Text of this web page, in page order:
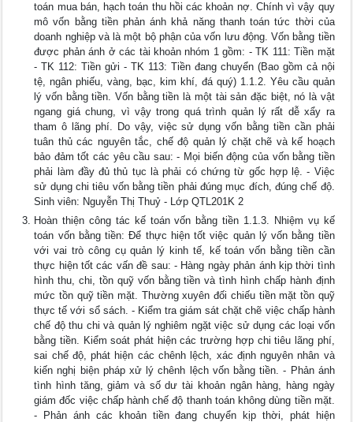
toán mua bán, hạch toán thu hồi các khoản nợ. Chính vì vậy quy
mô vốn bằng tiền phản ánh khả năng thanh toán tức thời của
doanh nghiệp và là một bộ phận của vốn lưu động. Vốn bằng tiền
được phản ánh ở các tài khoản nhóm 1 gồm: - TK 111: Tiền mặt
- TK 112: Tiền gửi - TK 113: Tiền đang chuyển (Bao gồm cả nội
tệ, ngân phiếu, vàng, bạc, kim khí, đá quý) 1.1.2. Yêu cầu quản
lý vốn bằng tiền. Vốn bằng tiền là một tài sản đặc biệt, nó là vật
ngang giá chung, vì vậy trong quá trình quản lý rất dễ xẩy ra
tham ô lãng phí. Do vậy, việc sử dụng vốn bằng tiền cần phải
tuân thủ các nguyên tắc, chế độ quản lý chặt chẽ và kế hoạch
bảo đảm tốt các yêu cầu sau: - Mọi biến động của vốn bằng tiền
phải làm đầy đủ thủ tục là phải có chứng từ gốc hợp lệ. - Việc
sử dụng chi tiêu vốn bằng tiền phải đúng mục đích, đúng chế độ.
Sinh viên: Nguyễn Thị Thuỷ - Lớp QTL201K 2
Hoàn thiện công tác kế toán vốn bằng tiền 1.1.3. Nhiệm vụ kế
toán vốn bằng tiền: Để thực hiện tốt việc quản lý vốn bằng tiền
với vai trò công cụ quản lý kinh tế, kế toán vốn bằng tiền cần
thực hiện tốt các vấn đề sau: - Hàng ngày phản ánh kịp thời tình
hình thu, chi, tồn quỹ vốn bằng tiền và tình hình chấp hành định
mức tồn quỹ tiền mặt. Thường xuyên đối chiếu tiền mặt tồn quỹ
thực tế với sổ sách. - Kiểm tra giám sát chặt chẽ việc chấp hành
chế độ thu chi và quản lý nghiêm ngặt việc sử dụng các loại vốn
bằng tiền. Kiểm soát phát hiện các trường hợp chi tiêu lãng phí,
sai chế độ, phát hiện các chênh lệch, xác định nguyên nhân và
kiến nghị biện pháp xử lý chênh lệch vốn bằng tiền. - Phản ánh
tình hình tăng, giảm và số dư tài khoản ngân hàng, hàng ngày
giám đốc việc chấp hành chế độ thanh toán không dùng tiền mặt.
- Phản ánh các khoản tiền đang chuyển kịp thời, phát hiện